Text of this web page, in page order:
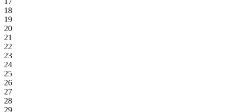
18
19
20
21
22
23
24
25
26
27
28
29